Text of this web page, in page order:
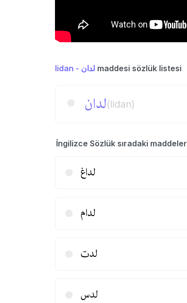
lidan - لدان maddesi sözlük listesi
لدان(lidan)
İngilizce Sözlük sıradaki maddeler
لداغ
لدام
لدت
لدس